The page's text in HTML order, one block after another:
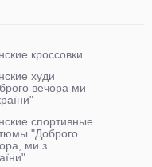
кроссовки
худи
вечора ми
спортивные
"Доброго
ми з